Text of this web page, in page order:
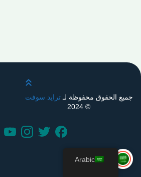
قم
جميع الحقوق محفوظة لـترايد سوفت
© 2024
Arabic